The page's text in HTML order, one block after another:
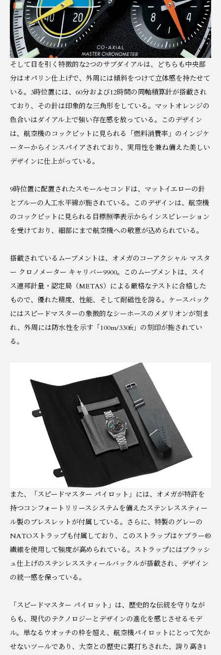
そして目を引く特徴的な2つのサブダイアルは、どちらも中央部
分はオパリン仕上げで、外周には傾斜をつけて立体感を持たせて
いる。3時位置には、60分および12時間の同軸積算計が搭載され
ており、その針は印象的な三角形をしている。マットオレンジの
色合いはダイアル上で強い存在感を放っている。このデザイン
は、航空機のコックピットに見られる「燃料消費率」のインジケ
ーターからインスパイアされており、実用性を兼ね備えた美しい
デザインに仕上がっている。
9時位置に配置されたスモールセコンドは、マットイエローの針
とブルーの人工水平線が施されている。このデザインは、航空機
のコックピットに見られる目標照準表示からインスピレーション
を受けており、細部にまで航空機への敬意が込められている。
搭載されているムーブメントは、オメガのコーアクシャル マスタ
ー クロノメーター キャリバー9900。このムーブメントは、スイ
ス連邦計量・認定局（METAS）による厳格なテストに合格した
もので、優れた精度、性能、そして耐磁性を誇る。ケースバック
にはスピードマスターの象徴的なシーホースのメダリオンが刻ま
れ、外周には防水性を示す「100m/330ft」の刻印が施されてい
る。
また、「スピードマスター パイロット」には、オメガが特許を
持つコンフォートリリースシステムを備えたステンレススティー
ル製のブレスレットが付属している。さらに、特製のグレーの
NATOストラップも付属しており、このストラップはケブラー®
繊維を使用して強度が高められている。ストラップにはブラッシ
ュ仕上げのステンレススティールバックルが搭載され、デザイン
の統一感を保っている。
「スピードマスター パイロット」は、歴史的な伝統を守りなが
らも、現代のテクノロジーとデザインの進化を感じさせるモデ
ル。単なるウオッチの枠を超え、航空機パイロットにとって欠か
せないツールであり、大空との歴史に裏打ちされた、誇り高き1